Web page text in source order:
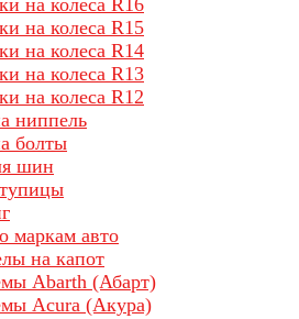
на колеса R16
на колеса R15
на колеса R14
на колеса R13
на колеса R12
ниппель
болты
шин
маркам авто
на капот
Abarth (Абарт)
Acura (Акура)